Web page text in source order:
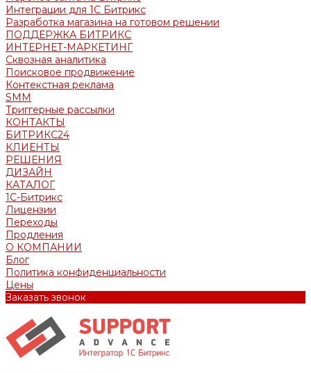
Интеграции для 1С Битрикс
Разработка магазина на готовом решении
ПОДДЕРЖКА БИТРИКС
ИНТЕРНЕТ-МАРКЕТИНГ
Сквозная аналитика
Поисковое продвижение
Контекстная реклама
SMM
Триггерные рассылки
КОНТАКТЫ
БИТРИКС24
КЛИЕНТЫ
РЕШЕНИЯ
ДИЗАЙН
КАТАЛОГ
1С-Битрикс
Лицензии
Переходы
Продления
О КОМПАНИИ
Блог
Политика конфиденциальности
Цены
Заказать звонок